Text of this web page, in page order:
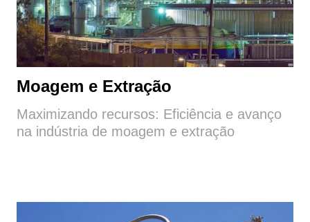
Moagem e Extração
Maximizando recursos: Eficiência e avanço
na indústria de moagem e extração